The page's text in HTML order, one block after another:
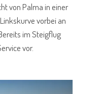
von Palma in einer
vorbei an
im Steigflug
vor.